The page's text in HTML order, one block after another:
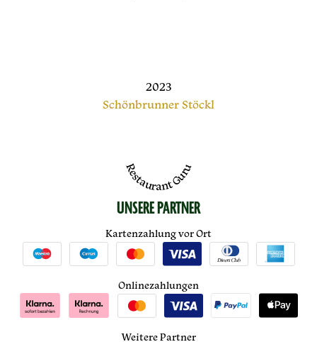
2023
Schönbrunner Stöckl
Restaurant Guru
UNSERE PARTNER
Kartenzahlung vor Ort
Onlinezahlungen
Weitere Partner